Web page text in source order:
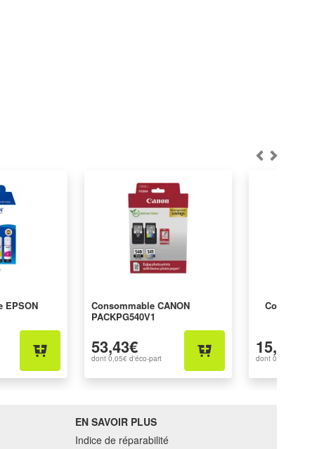
EPSON
Consommable CANON
PACKPG540V1
53,43€
dont 0,05€ d'éco-part
15,97€
dont 0,01€
EN SAVOIR PLUS
Indice de réparabilité